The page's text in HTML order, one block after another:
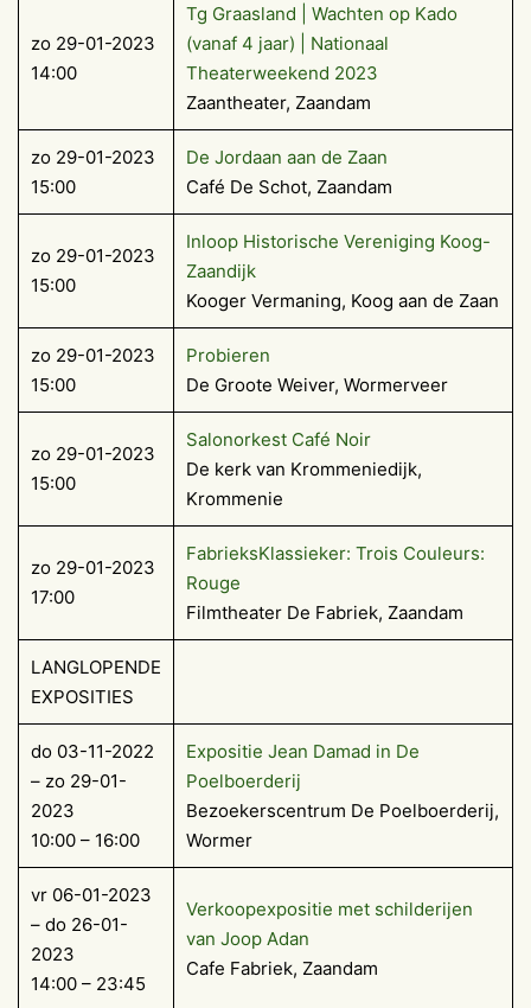
zo 29-01-2023
14:00
Tg Graasland | Wachten op Kado
(vanaf 4 jaar) | Nationaal
Theaterweekend 2023
Zaantheater, Zaandam
zo 29-01-2023
15:00
De Jordaan aan de Zaan
Café De Schot, Zaandam
zo 29-01-2023
15:00
Inloop Historische Vereniging Koog-
Zaandijk
Kooger Vermaning, Koog aan de Zaan
zo 29-01-2023
15:00
Probieren
De Groote Weiver, Wormerveer
zo 29-01-2023
15:00
Salonorkest Café Noir
De kerk van Krommeniedijk,
Krommenie
zo 29-01-2023
17:00
FabrieksKlassieker: Trois Couleurs:
Rouge
Filmtheater De Fabriek, Zaandam
LANGLOPENDE
EXPOSITIES
do 03-11-2022
– zo 29-01-
2023
10:00 – 16:00
Expositie Jean Damad in De
Poelboerderij
Bezoekerscentrum De Poelboerderij,
Wormer
vr 06-01-2023
– do 26-01-
2023
14:00 – 23:45
Verkoopexpositie met schilderijen
van Joop Adan
Cafe Fabriek, Zaandam